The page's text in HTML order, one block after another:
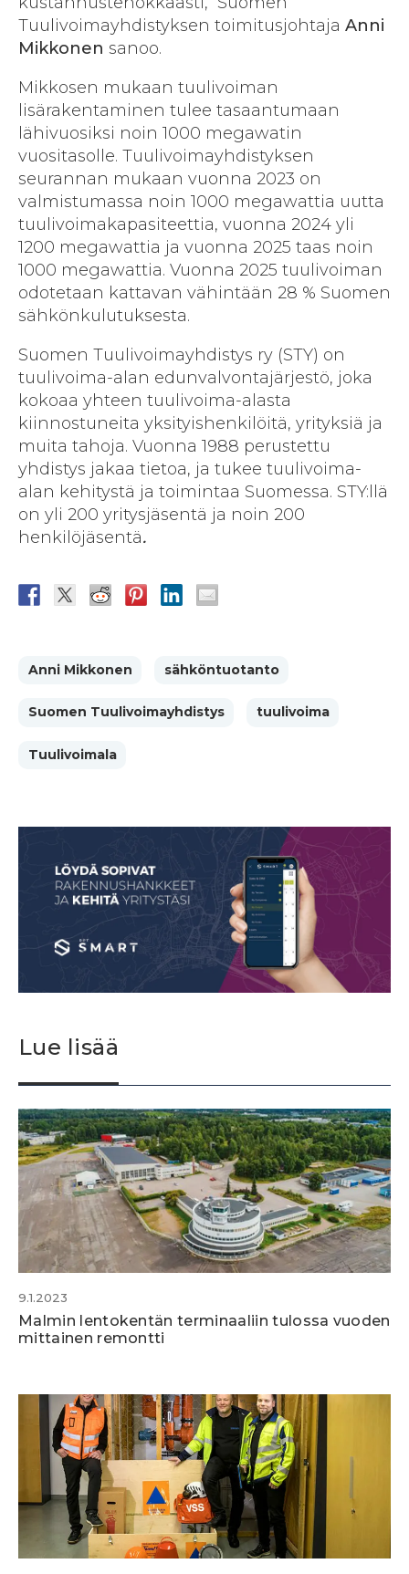
Tuulivoimayhdistyksen toimitusjohtaja Anni
Mikkonen sanoo.
Mikkosen mukaan tuulivoiman
lisärakentaminen tulee tasaantumaan
lähivuosiksi noin 1000 megawatin
vuositasolle. Tuulivoimayhdistyksen
seurannan mukaan vuonna 2023 on
valmistumassa noin 1000 megawattia uutta
tuulivoimakapasiteettia, vuonna 2024 yli
1200 megawattia ja vuonna 2025 taas noin
1000 megawattia. Vuonna 2025 tuulivoiman
odotetaan kattavan vähintään 28 % Suomen
sähkönkulutuksesta.
Suomen Tuulivoimayhdistys ry (STY) on
tuulivoima-alan edunvalvontajärjestö, joka
kokoaa yhteen tuulivoima-alasta
kiinnostuneita yksityishenkilöitä, yrityksiä ja
muita tahoja. Vuonna 1988 perustettu
yhdistys jakaa tietoa, ja tukee tuulivoima-
alan kehitystä ja toimintaa Suomessa. STY:llä
on yli 200 yritysjäsentä ja noin 200
henkilöjäsentä.
Anni Mikkonen sähköntuotanto
Suomen Tuulivoimayhdistys tuulivoima
Tuulivoimala
Lue lisää
9.1.2023
Malmin lentokentän terminaaliin tulossa vuoden
mittainen remontti